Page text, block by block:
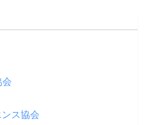
会
ス協会